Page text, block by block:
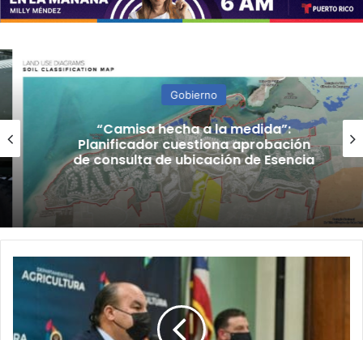
Gobierno
“Camisa hecha a la medida”:
Planificador cuestiona aprobación
de consulta de ubicación de Esencia
sin